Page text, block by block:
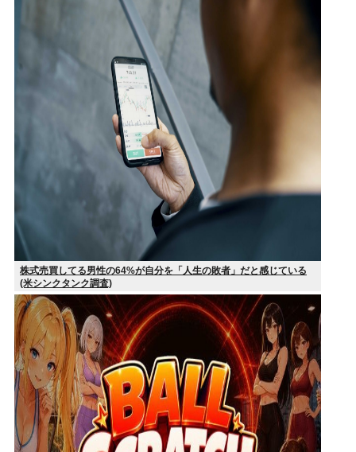
株式売買してる男性の64%が自分を「人生の敗者」だと感じている
(米シンクタンク調査)